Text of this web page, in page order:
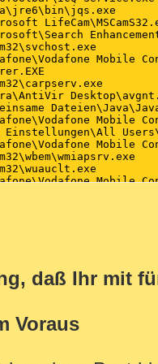
Mobile
Mobile
Einstellungen\All
Mobile
Mobile
Class -
S&D IE Protection -
Helper - {6EBF7485-
- {8a194578-81ea-
daß Ihr mit
Voraus